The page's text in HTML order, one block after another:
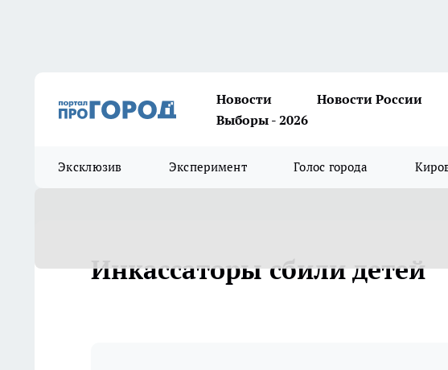
Новости Новости России
Выборы - 2026
Эксклюзив Эксперимент Голос города
Инкассаторы сбили детей